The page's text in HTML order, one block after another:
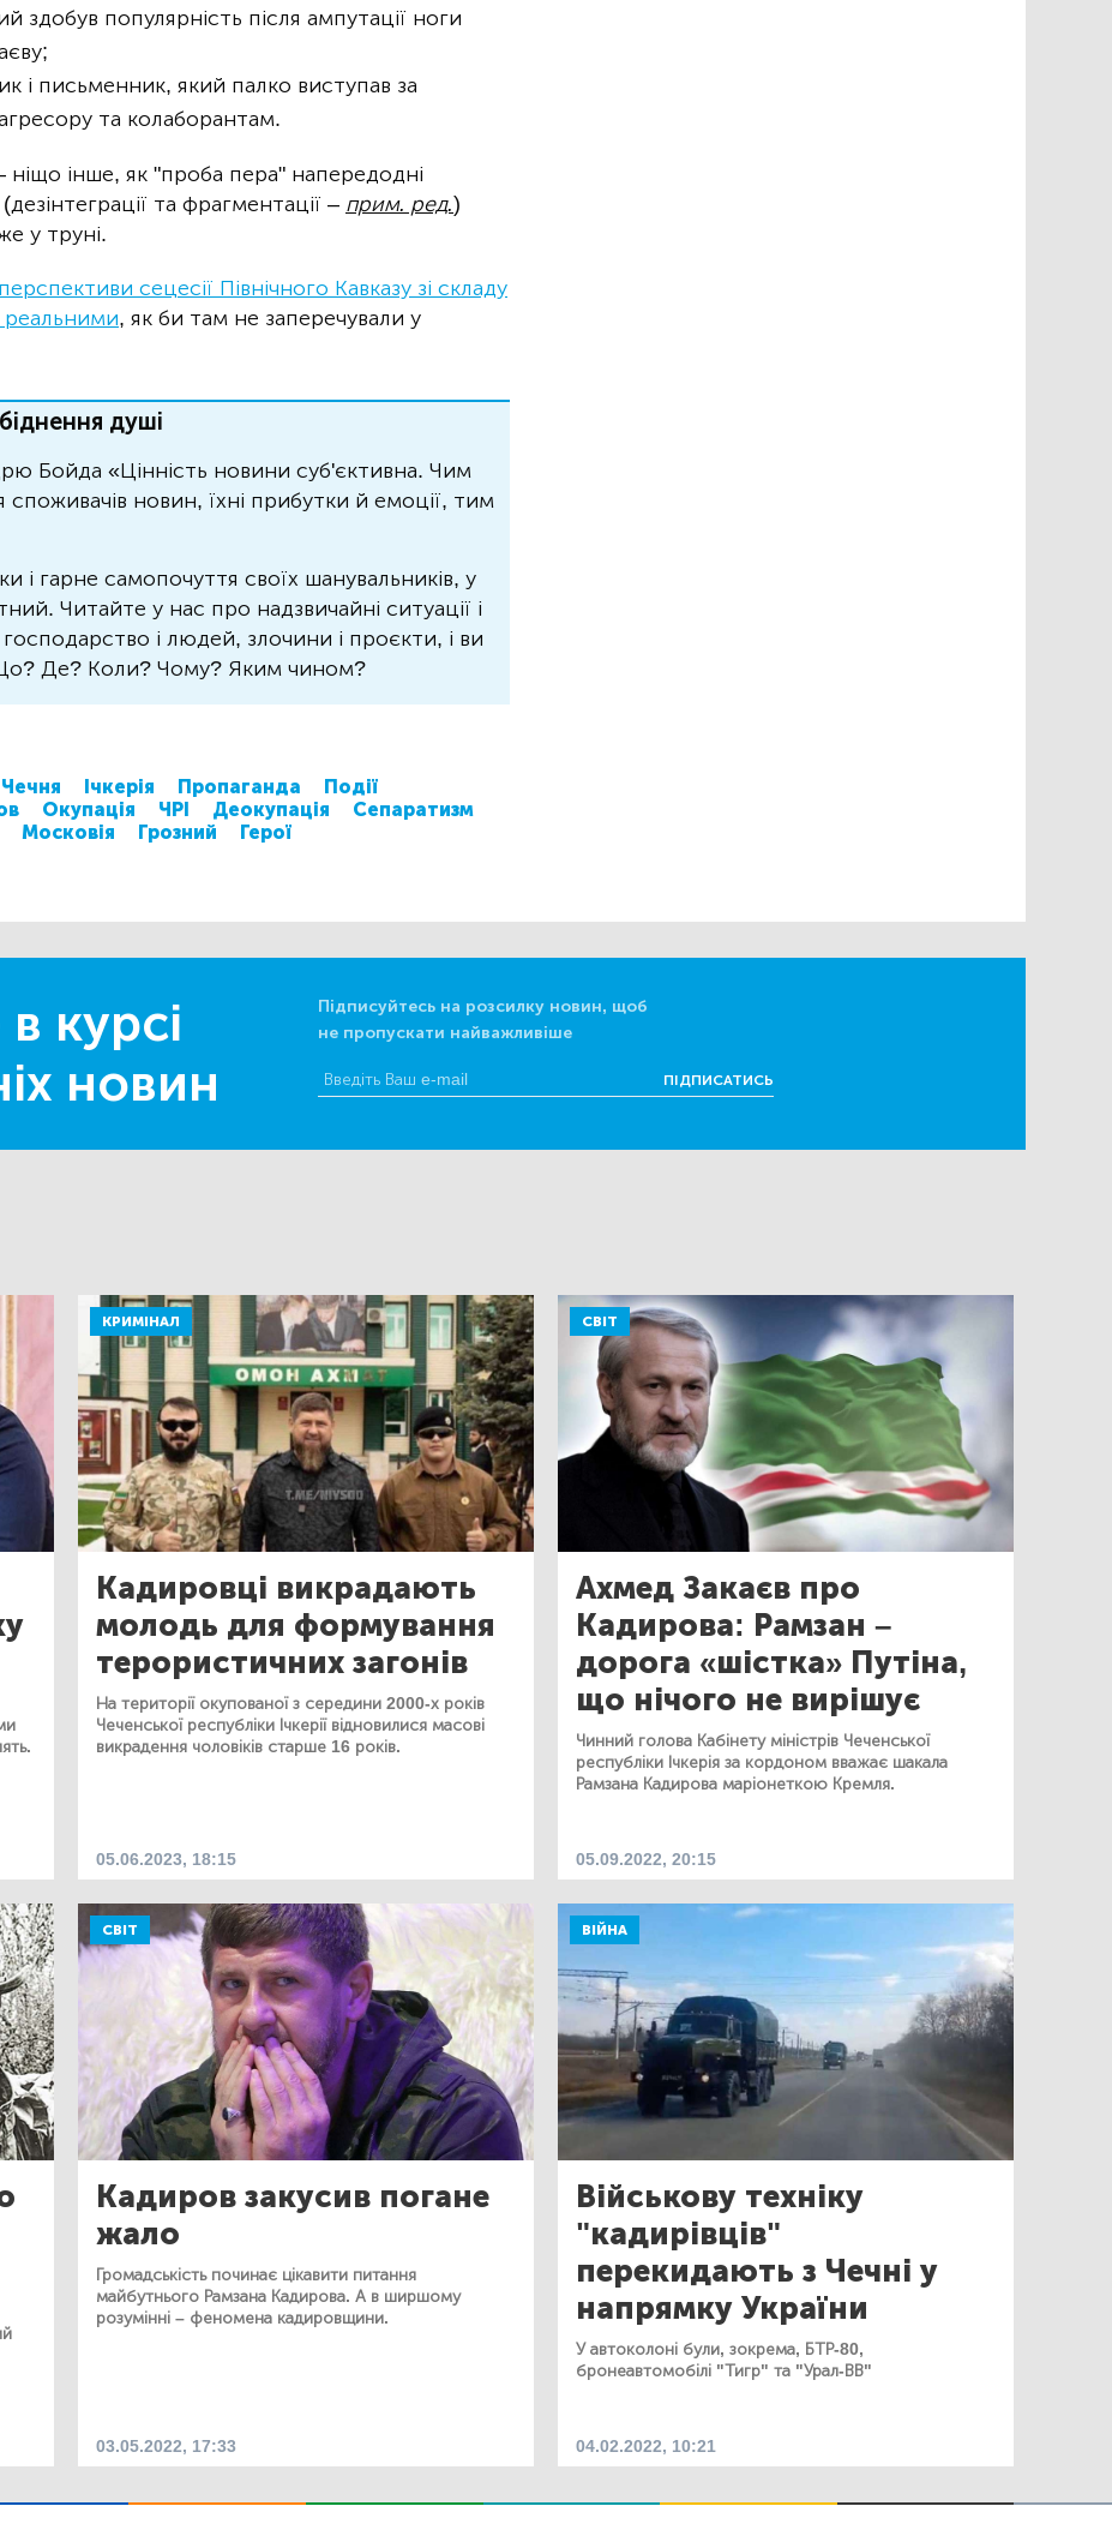
здобув популярність після ампутації ноги
і письменник, який палко виступав за
та колаборантам.
інше, як "проба пера" напередодні
та фрагментації – прим. ред.)
у труні.
перспективи сецесії Північного Кавказу зі складу
реальними, як би там не заперечували у
душі
Бойда «Цінність новини суб'єктивна. Чим
новин, їхні прибутки й емоції, тим
і гарне самопочуття своїх шанувальників, у
Читайте у нас про надзвичайні ситуації і
господарство і людей, злочини і проєкти, і ви
Де? Коли? Чому? Яким чином?
Чечня Ічкерія Пропаганда
Події
Окупація ЧРІ Деокупація
Сепаратизм
Московія Грозний Герої
курсі
новин
Підписуйтесь на розсилку новин, щоб
не пропускати найважливіше
ПІДПИСАТИСЬ
КРИМІНАЛ
Кадировці викрадають
молодь для формування
терористичних загонів
На території окупованої з середини 2000-х років
Чеченської республіки Ічкерії відновилися масові
викрадення чоловіків старше 16 років.
05.06.2023, 18:15
СВІТ
Ахмед Закаєв про
Кадирова: Рамзан –
дорога «шістка» Путіна,
що нічого не вирішує
Чинний голова Кабінету міністрів Чеченської
республіки Ічкерія за кордоном вважає шакала
Рамзана Кадирова маріонеткою Кремля.
05.09.2022, 20:15
СВІТ
Кадиров закусив погане
жало
Громадськість починає цікавити питання
майбутнього Рамзана Кадирова. А в ширшому
розумінні – феномена кадировщини.
03.05.2022, 17:33
ВІЙНА
Військову техніку
"кадирівців"
перекидають з Чечні у
напрямку України
У автоколоні були, зокрема, БТР-80,
бронеавтомобілі "Тигр" та "Урал-ВВ"
04.02.2022, 10:21